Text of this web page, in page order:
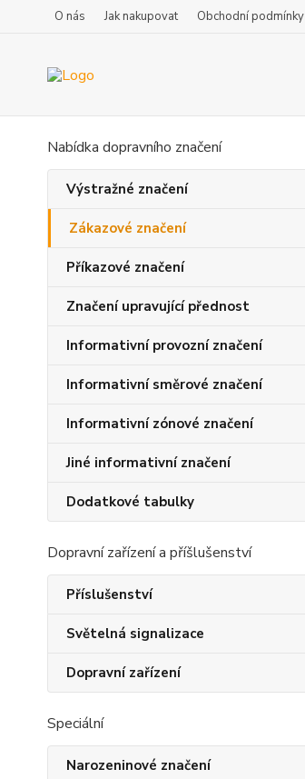
O nás Jak nakupovat Obchodní podmínky
Nabídka dopravního značení
Výstražné značení
Zákazové značení
Příkazové značení
Značení upravující přednost
Informativní provozní značení
Informativní směrové značení
Informativní zónové značení
Jiné informativní značení
Dodatkové tabulky
Dopravní zařízení a příšlušenství
Příslušenství
Světelná signalizace
Dopravní zařízení
Speciální
Narozeninové značení